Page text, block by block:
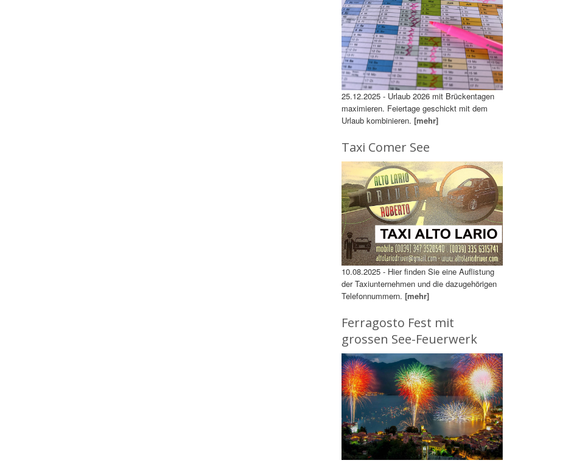
25.12.2025 - Urlaub 2026 mit Brückentagen
maximieren. Feiertage geschickt mit dem
Urlaub kombinieren. [mehr]
Taxi Comer See
10.08.2025 - Hier finden Sie eine Auflistung
der Taxiunternehmen und die dazugehörigen
Telefonnummern. [mehr]
Ferragosto Fest mit
grossen See-Feuerwerk